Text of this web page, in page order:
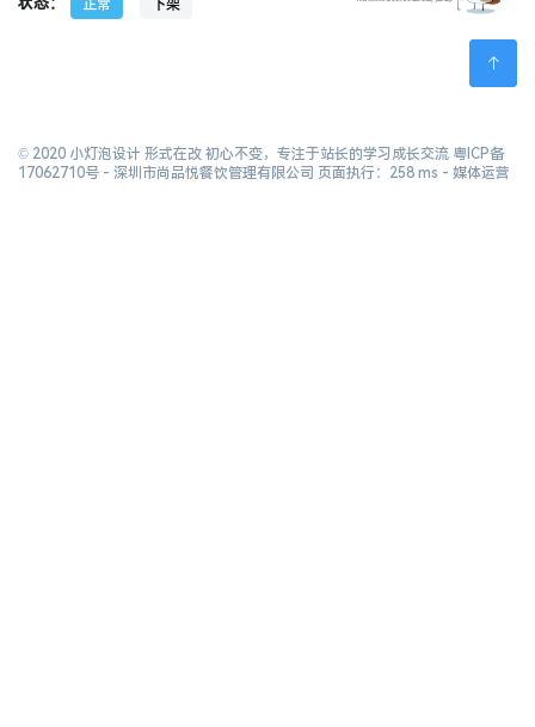
正常 下架
© 2020 小灯泡设计 形式在改 初心不变，专注于站长的学习成长交流 粤ICP备
17062710号 - 深圳市尚品悦餐饮管理有限公司 页面执行：258 ms - 媒体运营